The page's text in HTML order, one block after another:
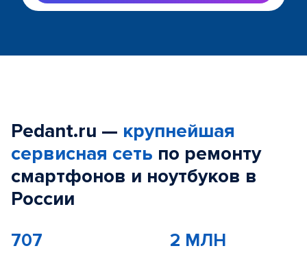
Pedant.ru — крупнейшая
сервисная сеть по ремонту
смартфонов и ноутбуков в
России
707 2 МЛН